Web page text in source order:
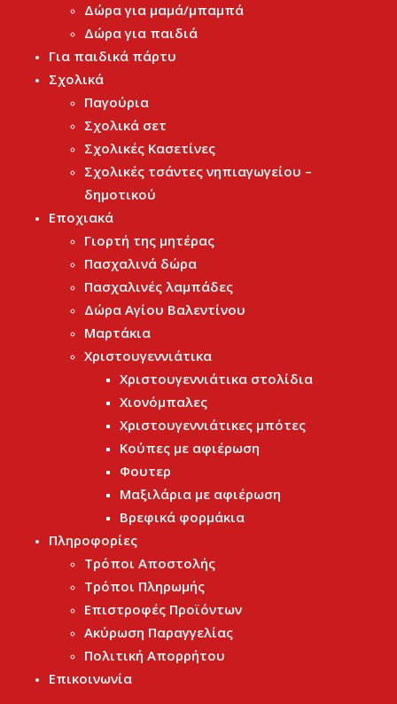
Δώρα για μαμά/μπαμπά
Δώρα για παιδιά
Για παιδικά πάρτυ
Σχολικά
Παγούρια
Σχολικά σετ
Σχολικές Κασετίνες
Σχολικές τσάντες νηπιαγωγείου –
δημοτικού
Εποχιακά
Γιορτή της μητέρας
Πασχαλινά δώρα
Πασχαλινές λαμπάδες
Δώρα Αγίου Βαλεντίνου
Μαρτάκια
Χριστουγεννιάτικα
Χριστουγεννιάτικα στολίδια
Χιονόμπαλες
Χριστουγεννιάτικες μπότες
Κούπες με αφιέρωση
Φουτερ
Μαξιλάρια με αφιέρωση
Βρεφικά φορμάκια
Πληροφορίες
Τρόποι Αποστολής
Τρόποι Πληρωμής
Επιστροφές Προϊόντων
Ακύρωση Παραγγελίας
Πολιτική Απορρήτου
Επικοινωνία